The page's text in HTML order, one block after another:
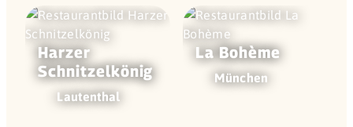
Harzer
Schnitzel­könig
Lautenthal
La Bohème
München